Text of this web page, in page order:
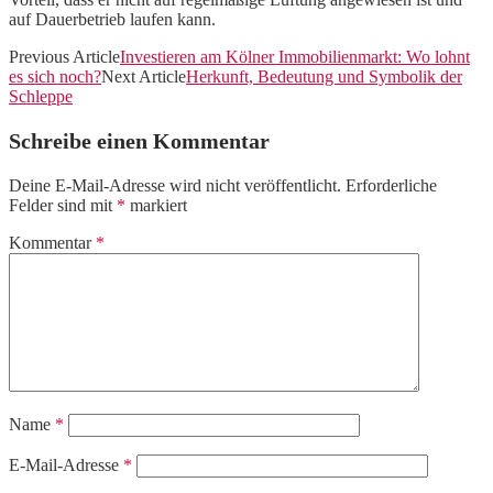
auf Dauerbetrieb laufen kann.
Previous ArticleInvestieren am Kölner Immobilienmarkt: Wo lohnt
es sich noch?Next ArticleHerkunft, Bedeutung und Symbolik der
Schleppe
Schreibe einen Kommentar
Deine E-Mail-Adresse wird nicht veröffentlicht. Erforderliche
Felder sind mit * markiert
Kommentar *
Name *
E-Mail-Adresse *